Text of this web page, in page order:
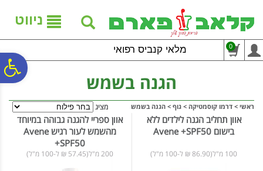
נגישות
אתר
המרכזי
ניווט
מלאי קנביס רפואי 0
הגנה בשמש
ראשי > דרמו קוסמטיקה > גוף > הגנה בשמש מציג
אוון תחליב הגנה לילדים ללא
בישום Avene +SPF50
100 מ"ל(86.90 ₪ ל-100 מ"ל)
אוון ספריי להגנה גבוהה במיוחד
מהשמש לעור רגיש Avene
+SPF50
200 מ"ל(57.45 ₪ ל-100 מ"ל)